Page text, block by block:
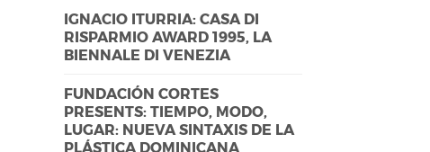
IGNACIO ITURRIA: CASA DI
RISPARMIO AWARD 1995, LA
BIENNALE DI VENEZIA
FUNDACIÓN CORTES
PRESENTS: TIEMPO, MODO,
LUGAR: NUEVA SINTAXIS DE LA
PLÁSTICA DOMINICANA